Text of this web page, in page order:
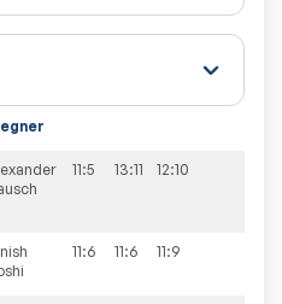
11:5 13:11 12:10
11:6 11:6 11:9